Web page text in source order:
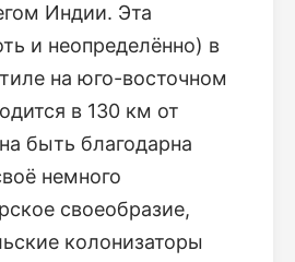
Индии. Эта
и неопределённо) в
на юго-восточном
в 130 км от
быть благодарна
немного
своеобразие,
колонизаторы